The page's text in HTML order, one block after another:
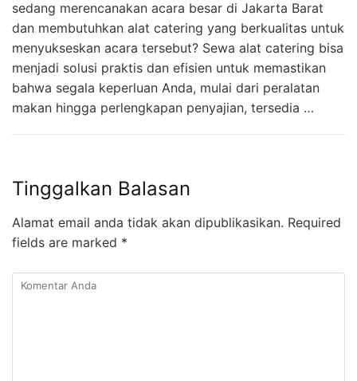
sedang merencanakan acara besar di Jakarta Barat
dan membutuhkan alat catering yang berkualitas untuk
menyukseskan acara tersebut? Sewa alat catering bisa
menjadi solusi praktis dan efisien untuk memastikan
bahwa segala keperluan Anda, mulai dari peralatan
makan hingga perlengkapan penyajian, tersedia …
Tinggalkan Balasan
Alamat email anda tidak akan dipublikasikan. Required
fields are marked *